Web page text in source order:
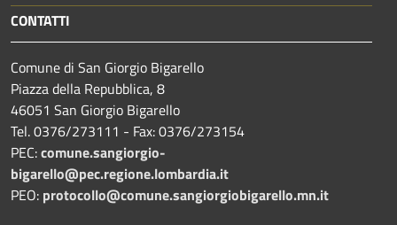
CONTATTI
Comune di San Giorgio Bigarello
Piazza della Repubblica, 8
46051 San Giorgio Bigarello
Tel. 0376/273111 - Fax: 0376/273154
PEC:comune.sangiorgio-
bigarello@pec.regione.lombardia.it
PEO: protocollo@comune.sangiorgiobigarello.mn.it